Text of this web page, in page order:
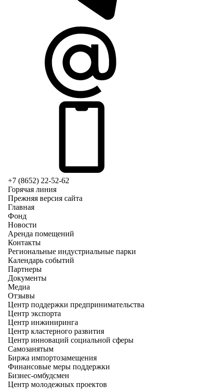
+7 (8652) 22-52-62
Горячая линия
Прежняя версия сайта
Главная
Фонд
Новости
Аренда помещений
Контакты
Региональные индустриальные парки
Календарь событий
Партнеры
Документы
Медиа
Отзывы
Центр поддержки предпринимательства
Центр экспорта
Центр инжиниринга
Центр кластерного развития
Центр инноваций социальной сферы
Cамозанятым
Биржа импортозамещения
Финансовые меры поддержки
Бизнес-омбудсмен
Центр молодежных проектов